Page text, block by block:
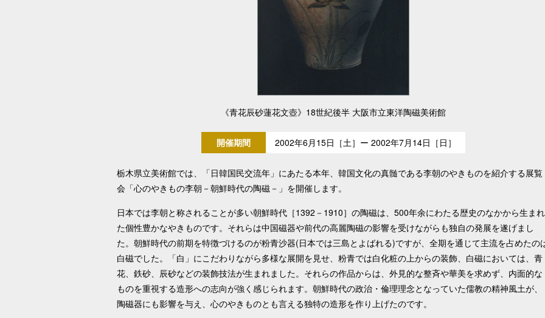
《青花辰砂蓮花文壺》18世紀後半 大阪市立東洋陶磁美術館
開催期間 2002年6月15日［土］ー 2002年7月14日［日］
栃木県立美術館では、「日韓国民交流年」にあたる本年、韓国文化の真髄である李朝のやきものを紹介する展覧
会「心のやきもの李朝－朝鮮時代の陶磁－」を開催します。
日本では李朝と称されることが多い朝鮮時代［1392－1910］の陶磁は、500年余にわたる歴史のなかから生まれ
た個性豊かなやきものです。それらは中国磁器や前代の高麗陶磁の影響を受けながらも独自の発展を遂げまし
た。朝鮮時代の前期を特徴づけるのが粉青沙器(日本では三島とよばれる)ですが、全期を通じて主流を占めたの
白磁でした。「白」にこだわりながら多様な展開を見せ、粉青では白化粧の上からの装飾、白磁においては、青
花、鉄砂、辰砂などの装飾技法が生まれました。それらの作品からは、外見的な整斉や華美を求めず、内面的な
ものを重視する造形への志向が強く感じられます。朝鮮時代の政治・倫理理念となっていた儒教の精神風土が、
陶磁器にも影響を与え、心のやきものとも言える独特の造形を作り上げたのです。